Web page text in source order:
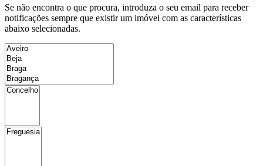
Se não encontra o que procura, introduza o seu email para receber
notificações sempre que existir um imóvel com as características
abaixo selecionadas.